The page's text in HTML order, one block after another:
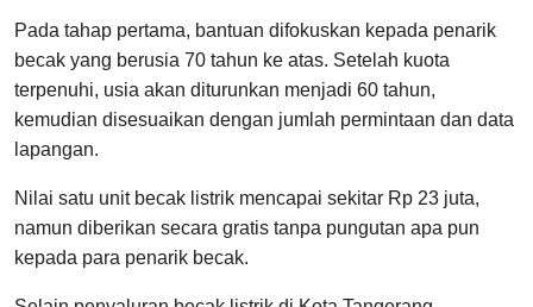
Pada tahap pertama, bantuan difokuskan kepada penarik
becak yang berusia 70 tahun ke atas. Setelah kuota
terpenuhi, usia akan diturunkan menjadi 60 tahun,
kemudian disesuaikan dengan jumlah permintaan dan data
lapangan.
Nilai satu unit becak listrik mencapai sekitar Rp 23 juta,
namun diberikan secara gratis tanpa pungutan apa pun
kepada para penarik becak.